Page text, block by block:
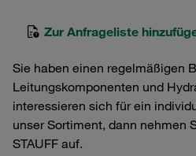
Zur Anfrageliste
Sie haben einen regelmäßigen
Leitungskomponenten und
interessieren sich für ein
unser Sortiment, dann nehmen
STAUFF auf.